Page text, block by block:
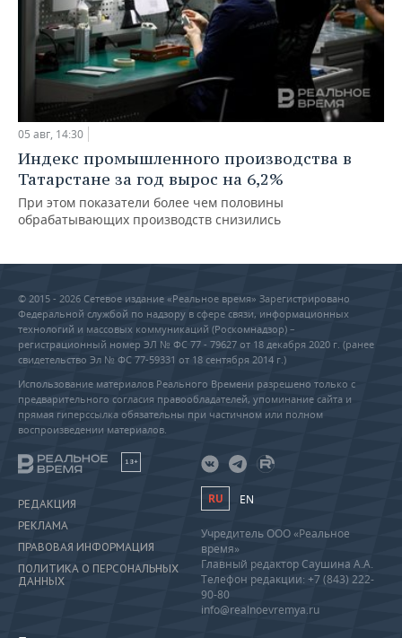
05 авг, 14:30
Индекс промышленного производства в
Татарстане за год вырос на 6,2%
При этом показатели более чем половины
обрабатывающих производств снизились
© 2015 - 2026 Сетевое издание «Реальное время» Зарегистрировано
Федеральной службой по надзору в сфере связи, информационных
технологий и массовых коммуникаций (Роскомнадзор) –
регистрационный номер ЭЛ № ФС 77 - 79627 от 18 декабря 2020 г. (ранее
свидетельство Эл № ФС 77-59331 от 18 сентября 2014 г.)
Использование материалов Реального Времени разрешено только с
предварительного согласия правообладателей, упоминание сайта и
прямая гиперссылка обязательны при частичном или полном
воспроизведении материалов.
18+
РЕДАКЦИЯ
РЕКЛАМА
ПРАВОВАЯ ИНФОРМАЦИЯ
ПОЛИТИКА О ПЕРСОНАЛЬНЫХ
ДАННЫХ
RU EN
Учредитель ООО «Реальное
время»
Главный редактор Саушина А.А.
Телефон редакции: +7 (843) 222-
90-80
info@realnoevremya.ru